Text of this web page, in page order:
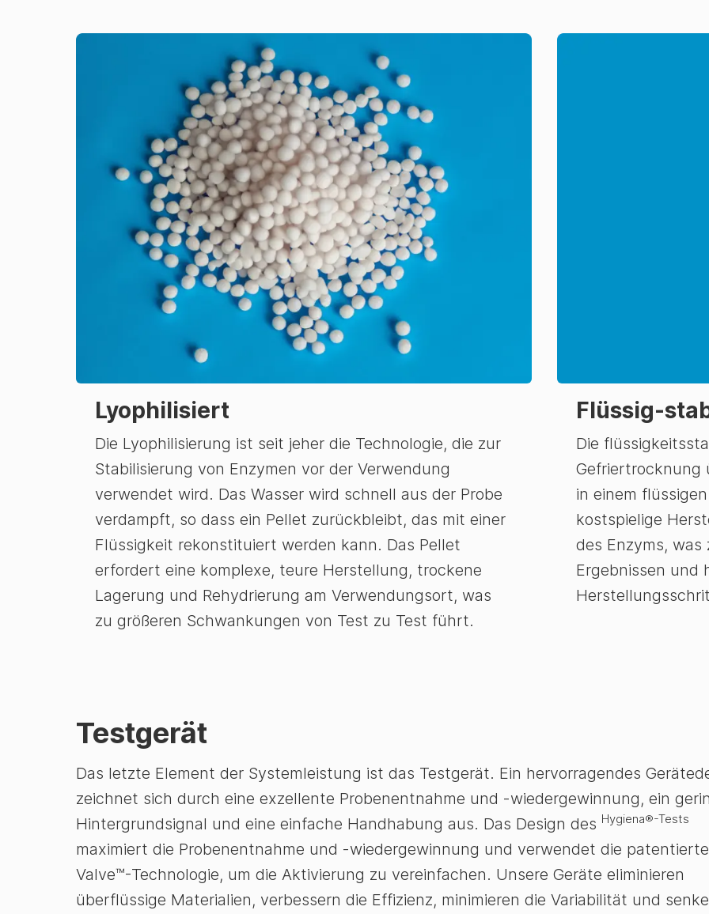
Lyophilisiert
Die Lyophilisierung ist seit jeher die Technologie, die zur
Stabilisierung von Enzymen vor der Verwendung
verwendet wird. Das Wasser wird schnell aus der Probe
verdampft, so dass ein Pellet zurückbleibt, das mit einer
Flüssigkeit rekonstituiert werden kann. Das Pellet
erfordert eine komplexe, teure Herstellung, trockene
Lagerung und Rehydrierung am Verwendungsort, was
zu größeren Schwankungen von Test zu Test führt.
Flüssig-
Die
Gefriertrocknung
in einem
kostspielige
des Enzyms, was
Ergebnissen und
Testgerät
Das letzte Element der Systemleistung ist das Testgerät. Ein hervorragendes
zeichnet sich durch eine exzellente Probenentnahme und -wiedergewinnung, ein
Hintergrundsignal und eine einfache Handhabung aus. Das Design des Hygiena®-Tests
maximiert die Probenentnahme und -wiedergewinnung und verwendet die
Valve™-Technologie, um die Aktivierung zu vereinfachen. Unsere Geräte eliminieren
überflüssige Materialien, verbessern die Effizienz, minimieren die Variabilität und